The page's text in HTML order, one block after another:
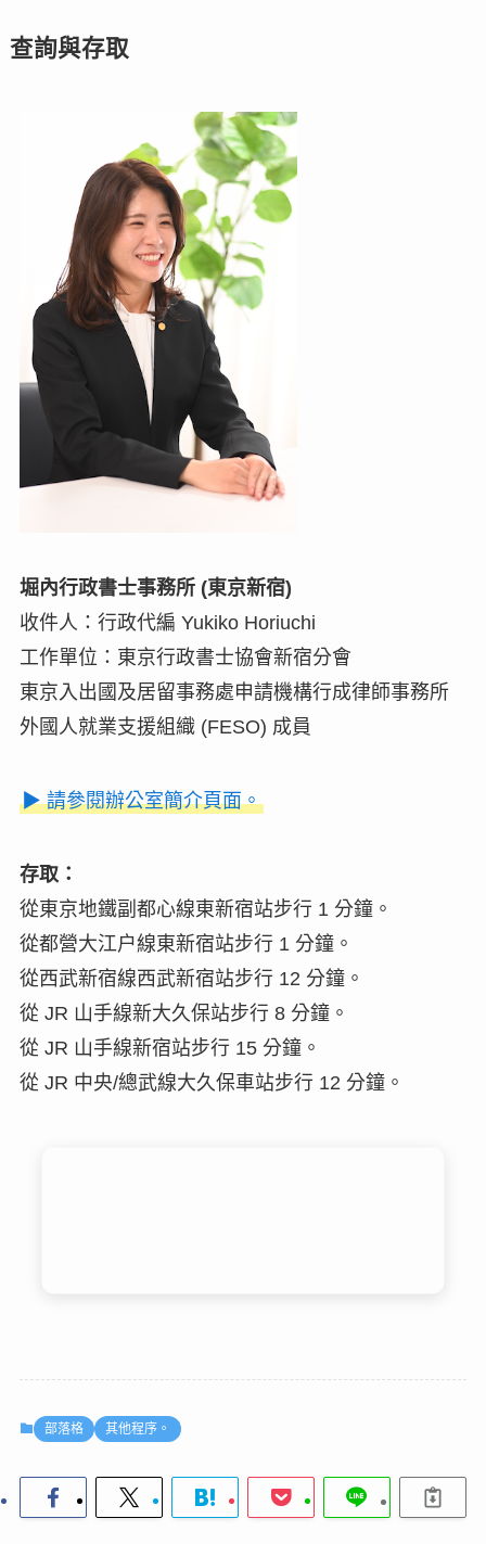
查詢與存取
堀內行政書士事務所 (東京新宿)
收件人：行政代編 Yukiko Horiuchi
工作單位：東京行政書士協會新宿分會
東京入出國及居留事務處申請機構行成律師事務所
外國人就業支援組織 (FESO) 成員
▶ 請參閱辦公室簡介頁面。
存取：
從東京地鐵副都心線東新宿站步行 1 分鐘。
從都營大江户線東新宿站步行 1 分鐘。
從西武新宿線西武新宿站步行 12 分鐘。
從 JR 山手線新大久保站步行 8 分鐘。
從 JR 山手線新宿站步行 15 分鐘。
從 JR 中央/總武線大久保車站步行 12 分鐘。
部落格 其他程序。